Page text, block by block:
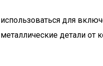
для
детали от